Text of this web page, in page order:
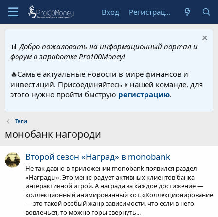
Вход Регистрация
📊 Добро пожаловать на информационный портал и
форум о заработке Pro100Money!
🔥Самые актуальные новости в мире финансов и
инвестиций. Присоединяйтесь к нашей команде, для
этого нужно пройти быструю регистрацию.
Теги
монобанк нагороди
Второй сезон «Наград» в monobank
Не так давно в приложении monobank появился раздел
«Награды». Это меню радует активных клиентов банка
интерактивной игрой. А награда за каждое достижение —
коллекционный анимированный кот. «Коллекционирование
— это такой особый жанр зависимости, что если в него
вовлечься, то можно горы свернуть...